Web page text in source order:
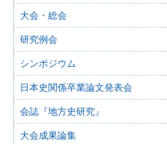
2025年12月のイベント
2025年10月31日
2025年11月のイベント（更新しました）
2025年9月20日
2025年10月のイベント(更新しました)
2025年8月のイベント
2025年7月27日
2025年7月のイベント(更新しました)
2025年6月2日
大会・総会
研究例会
シンポジウム
日本史関係卒業論文発表会
会誌『地方史研究』
大会成果論集